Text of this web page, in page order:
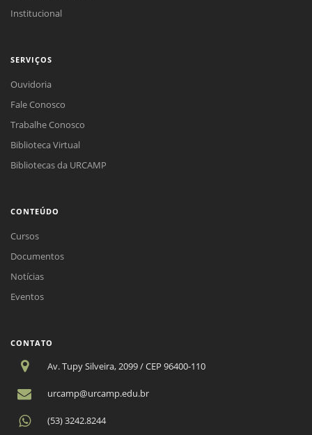
Institucional
SERVIÇOS
Ouvidoria
Fale Conosco
Trabalhe Conosco
Biblioteca Virtual
Bibliotecas da URCAMP
CONTEÚDO
Cursos
Documentos
Notícias
Eventos
CONTATO
Av. Tupy Silveira, 2099 / CEP 96400-110
urcamp@urcamp.edu.br
(53) 3242.8244